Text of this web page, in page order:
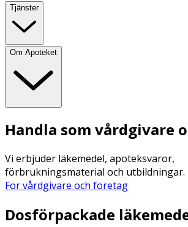
Tjänster
Om Apoteket
Handla som vårdgivare
Vi erbjuder läkemedel, apoteksvaror,
förbrukningsmaterial och utbildningar.
För vårdgivare och företag
Dosförpackade